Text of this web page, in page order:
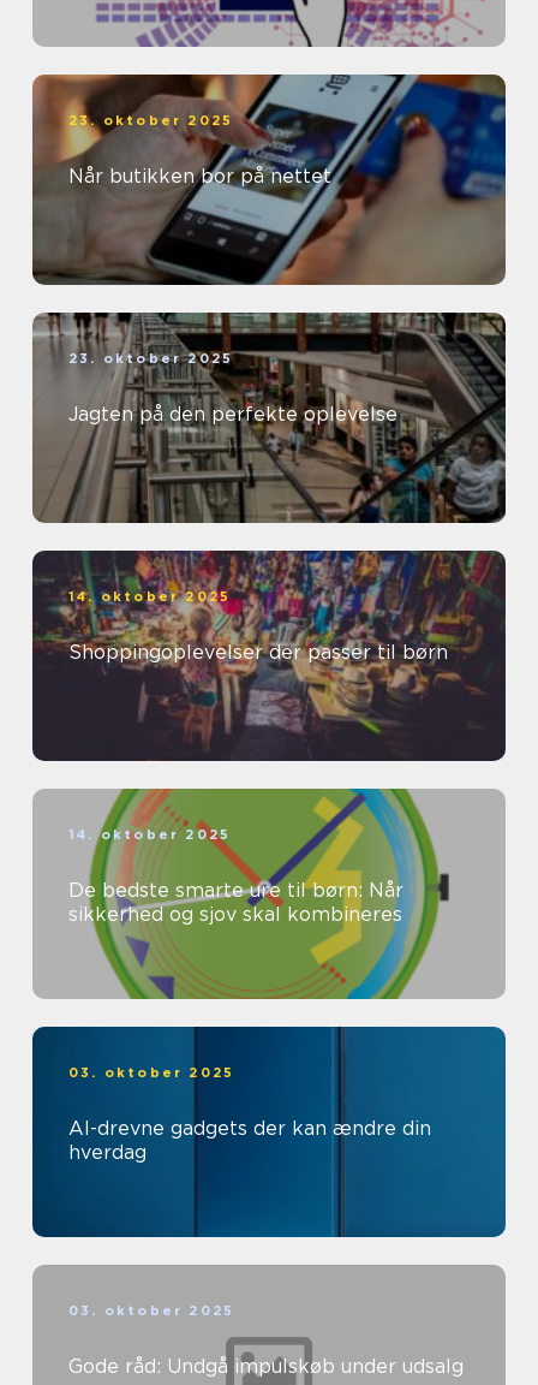
23. oktober 2025
Når butikken bor på nettet
23. oktober 2025
Jagten på den perfekte oplevelse
14. oktober 2025
Shoppingoplevelser der passer til børn
14. oktober 2025
De bedste smarte ure til børn: Når
sikkerhed og sjov skal kombineres
03. oktober 2025
AI-drevne gadgets der kan ændre din
hverdag
03. oktober 2025
Gode råd: Undgå impulskøb under udsalg